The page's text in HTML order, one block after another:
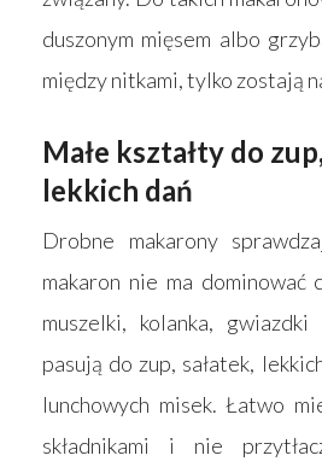
duszonym mięsem albo
między nitkami, tylko zostają
Małe kształty do
lekkich dań
Drobne makarony
makaron nie ma dominować
muszelki, kolanka,
pasują do zup, sałatek,
lunchowych misek. Łatwo
składnikami i nie